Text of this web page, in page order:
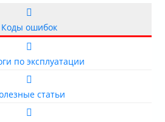
Коды ошибок
по эксплуатации
статьи